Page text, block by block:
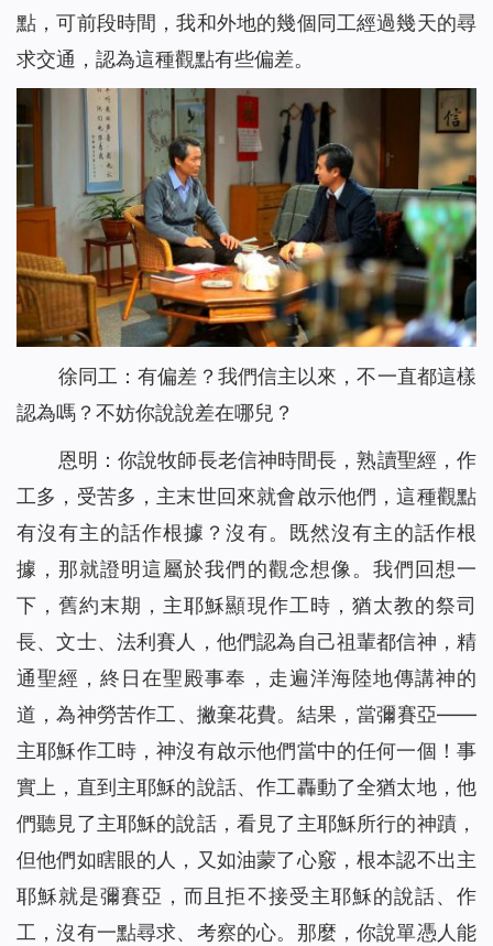
點，可前段時間，我和外地的幾個同工經過幾天的尋
求交通，認為這種觀點有些偏差。
徐同工：有偏差？我們信主以來，不一直都這樣
認為嗎？不妨你說說差在哪兒？
恩明：你說牧師長老信神時間長，熟讀聖經，作
工多，受苦多，主末世回來就會啟示他們，這種觀點
有沒有主的話作根據？沒有。既然沒有主的話作根
據，那就證明這屬於我們的觀念想像。我們回想一
下，舊約末期，主耶穌顯現作工時，猶太教的祭司
長、文士、法利賽人，他們認為自己祖輩都信神，精
通聖經，終日在聖殿事奉，走遍洋海陸地傳講神的
道，為神勞苦作工、撇棄花費。結果，當彌賽亞——
主耶穌作工時，神沒有啟示他們當中的任何一個！事
實上，直到主耶穌的說話、作工轟動了全猶太地，他
們聽見了主耶穌的說話，看見了主耶穌所行的神蹟，
但他們如瞎眼的人，又如油蒙了心竅，根本認不出主
耶穌就是彌賽亞，而且拒不接受主耶穌的說話、作
工，沒有一點尋求、考察的心。那麼，你說單憑人能